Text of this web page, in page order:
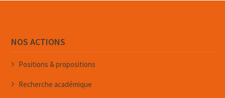
NOS ACTIONS
Positions & propositions
Recherche académique